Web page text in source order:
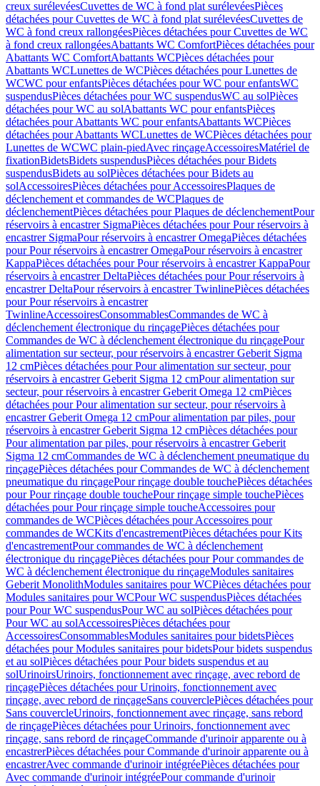
creux surélevéesCuvettes de WC à fond plat surélevéesPièces
détachées pour Cuvettes de WC à fond plat surélevéesCuvettes de
WC à fond creux rallongéesPièces détachées pour Cuvettes de WC
à fond creux rallongéesAbattants WC ComfortPièces détachées pour
Abattants WC ComfortAbattants WCPièces détachées pour
Abattants WCLunettes de WCPièces détachées pour Lunettes de
WCWC pour enfantsPièces détachées pour WC pour enfantsWC
suspendusPièces détachées pour WC suspendusWC au solPièces
détachées pour WC au solAbattants WC pour enfantsPièces
détachées pour Abattants WC pour enfantsAbattants WCPièces
détachées pour Abattants WCLunettes de WCPièces détachées pour
Lunettes de WCWC plain-piedAvec rinçageAccessoiresMatériel de
fixationBidetsBidets suspendusPièces détachées pour Bidets
suspendusBidets au solPièces détachées pour Bidets au
solAccessoiresPièces détachées pour AccessoiresPlaques de
déclenchement et commandes de WCPlaques de
déclenchementPièces détachées pour Plaques de déclenchementPour
réservoirs à encastrer SigmaPièces détachées pour Pour réservoirs à
encastrer SigmaPour réservoirs à encastrer OmegaPièces détachées
pour Pour réservoirs à encastrer OmegaPour réservoirs à encastrer
KappaPièces détachées pour Pour réservoirs à encastrer KappaPour
réservoirs à encastrer DeltaPièces détachées pour Pour réservoirs à
encastrer DeltaPour réservoirs à encastrer TwinlinePièces détachées
pour Pour réservoirs à encastrer
TwinlineAccessoiresConsommablesCommandes de WC à
déclenchement électronique du rinçagePièces détachées pour
Commandes de WC à déclenchement électronique du rinçagePour
alimentation sur secteur, pour réservoirs à encastrer Geberit Sigma
12 cmPièces détachées pour Pour alimentation sur secteur, pour
réservoirs à encastrer Geberit Sigma 12 cmPour alimentation sur
secteur, pour réservoirs à encastrer Geberit Omega 12 cmPièces
détachées pour Pour alimentation sur secteur, pour réservoirs à
encastrer Geberit Omega 12 cmPour alimentation par piles, pour
réservoirs à encastrer Geberit Sigma 12 cmPièces détachées pour
Pour alimentation par piles, pour réservoirs à encastrer Geberit
Sigma 12 cmCommandes de WC à déclenchement pneumatique du
rinçagePièces détachées pour Commandes de WC à déclenchement
pneumatique du rinçagePour rinçage double touchePièces détachées
pour Pour rinçage double touchePour rinçage simple touchePièces
détachées pour Pour rinçage simple toucheAccessoires pour
commandes de WCPièces détachées pour Accessoires pour
commandes de WCKits d'encastrementPièces détachées pour Kits
d'encastrementPour commandes de WC à déclenchement
électronique du rinçagePièces détachées pour Pour commandes de
WC à déclenchement électronique du rinçageModules sanitaires
Geberit MonolithModules sanitaires pour WCPièces détachées pour
Modules sanitaires pour WCPour WC suspendusPièces détachées
pour Pour WC suspendusPour WC au solPièces détachées pour
Pour WC au solAccessoiresPièces détachées pour
AccessoiresConsommablesModules sanitaires pour bidetsPièces
détachées pour Modules sanitaires pour bidetsPour bidets suspendus
et au solPièces détachées pour Pour bidets suspendus et au
solUrinoirsUrinoirs, fonctionnement avec rinçage, avec rebord de
rinçagePièces détachées pour Urinoirs, fonctionnement avec
rinçage, avec rebord de rinçageSans couverclePièces détachées pour
Sans couvercleUrinoirs, fonctionnement avec rinçage, sans rebord
de rinçagePièces détachées pour Urinoirs, fonctionnement avec
rinçage, sans rebord de rinçageCommande d'urinoir apparente ou à
encastrerPièces détachées pour Commande d'urinoir apparente ou à
encastrerAvec commande d'urinoir intégréePièces détachées pour
Avec commande d'urinoir intégréePour commande d'urinoir